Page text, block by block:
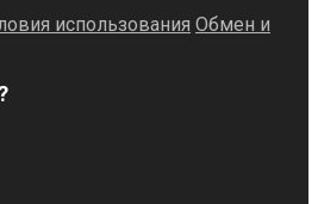
использования Обмен и